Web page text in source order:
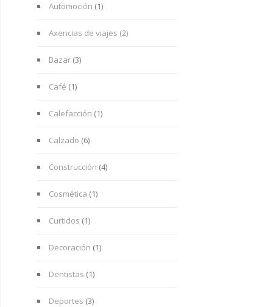
Automoción (1)
Axencias de viajes (2)
Bazar (3)
Café (1)
Calefacción (1)
Calzado (6)
Construcción (4)
Cosmética (1)
Curtidos (1)
Decoración (1)
Dentistas (1)
Deportes (3)